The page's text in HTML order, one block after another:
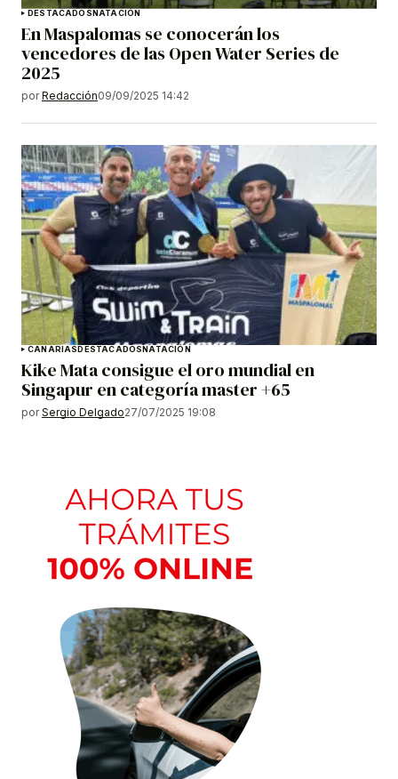
DESTACADOSNATACIÓN
En Maspalomas se conocerán los
vencedores de las Open Water Series de
2025
por Redacción09/09/2025 14:42
CANARIASDESTACADOSNATACIÓN
Kike Mata consigue el oro mundial en
Singapur en categoría master +65
por Sergio Delgado27/07/2025 19:08